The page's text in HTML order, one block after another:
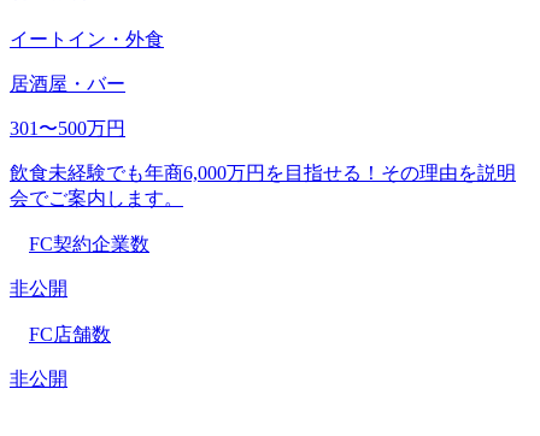
イートイン・外食
居酒屋・バー
301〜500万円
飲食未経験でも年商6,000万円を目指せる！その理由を説明
会でご案内します。
FC契約企業数
非公開
FC店舗数
非公開